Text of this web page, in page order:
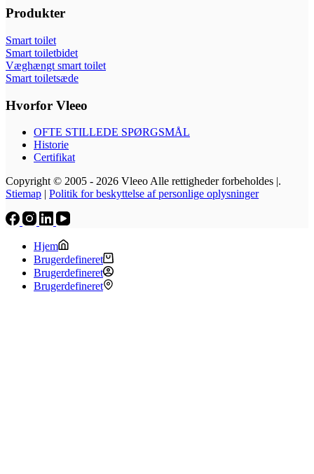
Produkter
Smart toilet
Smart toiletbidet
Væghængt smart toilet
Smart toiletsæde
Hvorfor Vleeo
OFTE STILLEDE SPØRGSMÅL
Historie
Certifikat
Copyright © 2005 - 2026 Vleeo Alle rettigheder forbeholdes |.
Stiemap | Politik for beskyttelse af personlige oplysninger
Hjem
Brugerdefineret
Brugerdefineret
Brugerdefineret